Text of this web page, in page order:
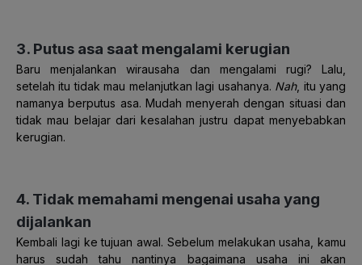
3. Putus asa saat mengalami kerugian
Baru menjalankan wirausaha dan mengalami rugi? Lalu,
setelah itu tidak mau melanjutkan lagi usahanya. Nah, itu yang
namanya berputus asa. Mudah menyerah dengan situasi dan
tidak mau belajar dari kesalahan justru dapat menyebabkan
kerugian.
4. Tidak memahami mengenai usaha yang
dijalankan
Kembali lagi ke tujuan awal. Sebelum melakukan usaha, kamu
harus sudah tahu nantinya bagaimana usaha ini akan